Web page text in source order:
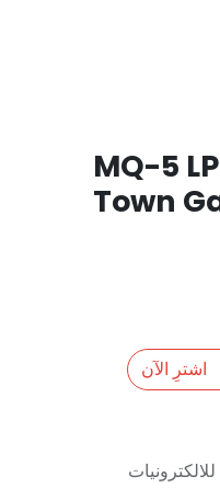
MQ-5
Town
اشترِ الآن